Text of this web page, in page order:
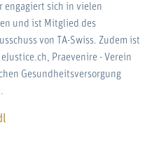
engagiert sich in vielen
und ist Mitglied des
von TA-Swiss. Zudem ist
Praevenire - Verein
Gesundheitsversorgung